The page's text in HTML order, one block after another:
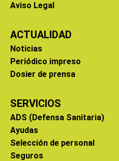
Aviso Legal
ACTUALIDAD
Noticias
Periódico impreso
Dosier de prensa
SERVICIOS
ADS (Defensa Sanitaria)
Ayudas
Selección de personal
Seguros